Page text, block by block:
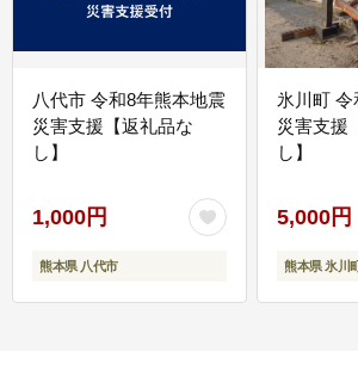
八代市 令和8年熊本地震
災害支援【返礼品な
し】
1,000円
熊本県 八代市
氷川町
災害支援
し】
5,000円
熊本県 氷川